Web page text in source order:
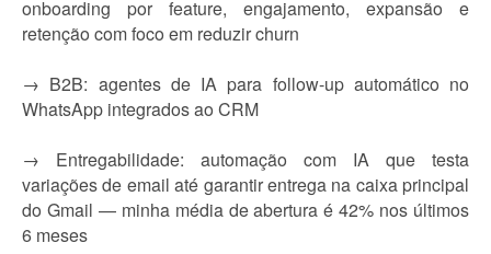
onboarding por feature, engajamento, expansão e
retenção com foco em reduzir churn
→ B2B: agentes de IA para follow-up automático no
WhatsApp integrados ao CRM
→ Entregabilidade: automação com IA que testa
variações de email até garantir entrega na caixa principal
do Gmail — minha média de abertura é 42% nos últimos
6 meses